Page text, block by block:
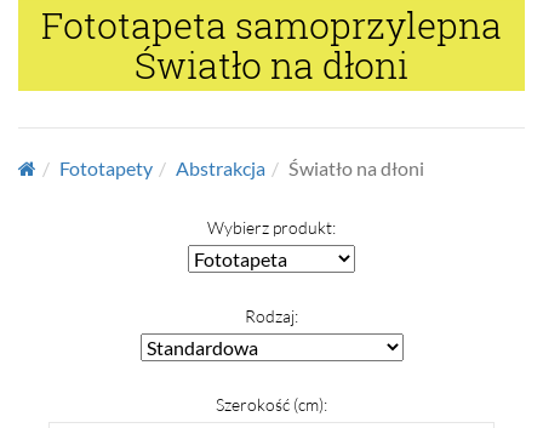
Fototapeta samoprzylepna
Światło na dłoni
Fototapety Abstrakcja Światło na dłoni
Wybierz produkt:
Rodzaj:
Szerokość (cm):